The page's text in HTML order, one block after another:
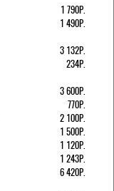
1 790Р.
1 490Р.
3 132Р.
234Р.
3 600Р.
770Р.
2 100Р.
1 500Р.
1 120Р.
1 243Р.
6 420Р.